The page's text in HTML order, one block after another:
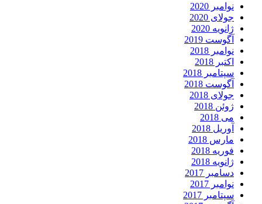
نوامبر 2020
جولای 2020
ژانویه 2020
آگوست 2019
نوامبر 2018
اکتبر 2018
سپتامبر 2018
آگوست 2018
جولای 2018
ژوئن 2018
می 2018
آوریل 2018
مارس 2018
فوریه 2018
ژانویه 2018
دسامبر 2017
نوامبر 2017
سپتامبر 2017